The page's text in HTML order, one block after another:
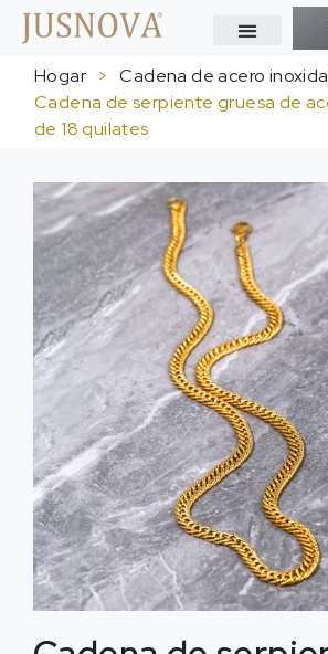
Hogar > Cadena de acero
Cadena de serpiente gruesa de
de 18 quilates